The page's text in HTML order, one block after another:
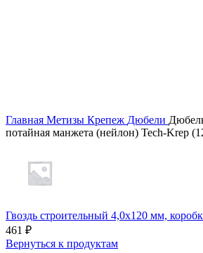
Главная Метизы Крепеж Дюбели
потайная манжета (нейлон) Tech-Krep
Гвоздь строительный 4,0х120 мм,
461 ₽
Вернуться к продуктам